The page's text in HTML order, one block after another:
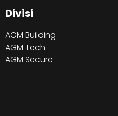
Divisi
AGM Building
AGM Tech
AGM Secure